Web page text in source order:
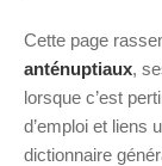
Cette page
anténuptiaux,
lorsque c’est
d’emploi et liens
dictionnaire